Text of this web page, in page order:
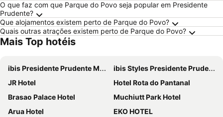
O que faz com que Parque do Povo seja popular em Presidente
Prudente?
Que alojamentos existem perto de Parque do Povo?
Quais outras atrações existem perto de Parque do Povo?
Mais Top hotéis
ibis Presidente Prudente Manoel Goulart
ibis Styles Presidente Prudente Portal D'Oeste
JR Hotel
Hotel Rota do Pantanal
Brasao Palace Hotel
Muchiutt Park Hotel
Arua Hotel
EKO HOTEL